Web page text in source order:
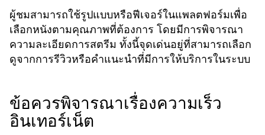
ผู้ชมสามารถใช้รูปแบบหรือฟีเจอร์ในแพลตฟอร์มเพื่อ
เลือกหนังตามคุณภาพที่ต้องการ โดยมีการพิจารณา
ความละเอียดการสตรีม ทั้งนี้จุดเด่นอยู่ที่สามารถเลือก
ดูจากการรีวิวหรือคำแนะนำที่มีการให้บริการในระบบ
ข้อควรพิจารณาเรื่องความเร็ว
อินเทอร์เน็ต